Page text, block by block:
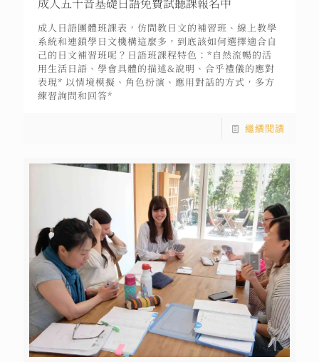
成人日語團體班課表，仿間教日文的補習班、線上教學
系統和連鎖學日文機構這麼多，到底該如何選擇適合自
己的日文補習班呢？日語班課程特色：*自然流暢的活
用生活日語、學會具體的描述&說明、合乎禮儀的應對
表現* 以情境模擬、角色扮演、應用對話的方式，多方
練習詢問和回答*
繼續閱讀